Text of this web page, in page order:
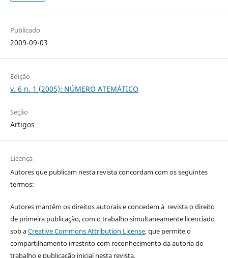
Publicado
2009-09-03
Edição
v. 6 n. 1 (2005): NÚMERO ATEMÁTICO
Seção
Artigos
Licença
Autores que publicam nesta revista concordam com os seguintes
termos:
Autores mantêm os direitos autorais e concedem à revista o direito
de primeira publicação, com o trabalho simultaneamente licenciado
sob aCreative Commons Attribution License, que permite o
compartilhamento irrestrito com reconhecimento da autoria do
trabalho e publicação inicial nesta revista.